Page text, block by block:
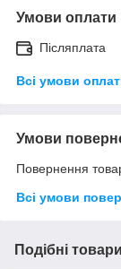
Умови оплати
Післяплата
Всі умови
Умови
Повернення
Всі умови
Подібні